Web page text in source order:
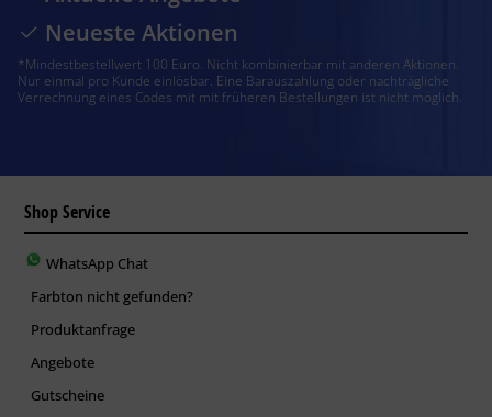
Neueste Aktionen
*Mindestbestellwert 100 Euro. Nicht kombinierbar mit anderen Aktionen.
Nur einmal pro Kunde einlösbar. Eine Barauszahlung oder nachträgliche
Verrechnung eines Codes mit mit früheren Bestellungen ist nicht möglich.
Shop Service
WhatsApp Chat
Farbton nicht gefunden?
Produktanfrage
Angebote
Gutscheine